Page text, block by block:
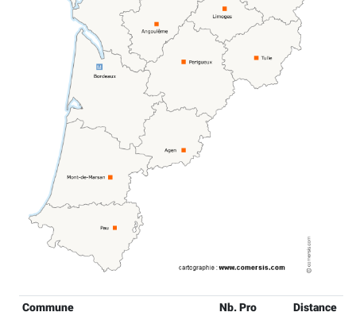
Commune Nb. Pro
Distance